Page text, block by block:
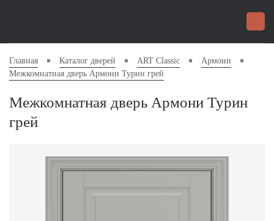
Главная Каталог дверей ART Classic
Армони
Межкомнатная дверь Армони Турин грей
Межкомнатная дверь Армони Турин
грей